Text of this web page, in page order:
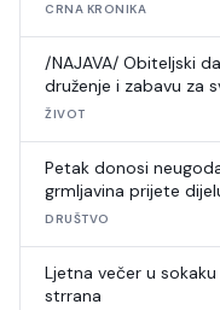
CRNA KRONIKA
/NAJAVA/ Obiteljski
druženje i zabavu za
ŽIVOT
Petak donosi
grmljavina prijete
DRUŠTVO
Ljetna večer u
strrana